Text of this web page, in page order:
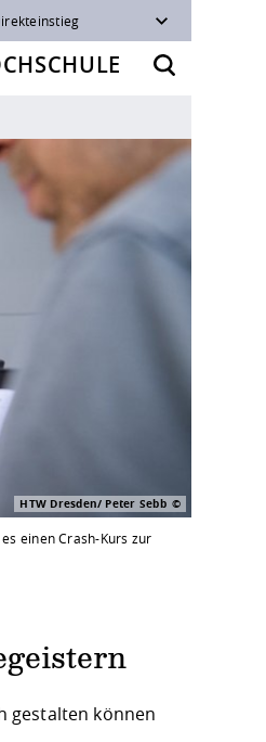
HTW Dresden/ Peter Sebb
einen Crash-Kurs zur
gestalten können